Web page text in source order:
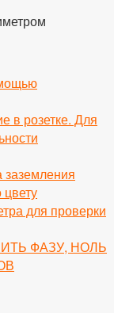
в розетке. Для
заземления
для проверки
ФАЗУ, НОЛЬ